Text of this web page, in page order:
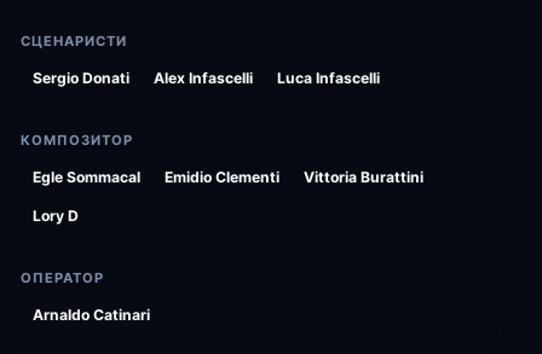
СЦЕНАРИСТИ
Sergio Donati Alex Infascelli Luca Infascelli
КОМПОЗИТОР
Egle Sommacal Emidio Clementi Vittoria Burattini
Lory D
ОПЕРАТОР
Arnaldo Catinari